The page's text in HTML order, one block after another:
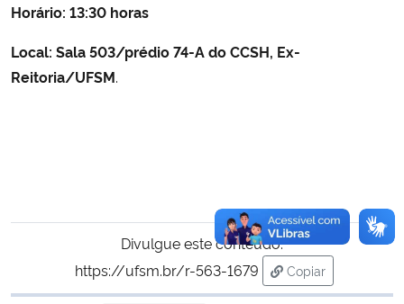
Horário: 13:30 horas
Local: Sala 503/prédio 74-A do CCSH, Ex-
Reitoria/UFSM.
Divulgue este conteúdo:
https://ufsm.br/r-563-1679
Copiar
para área de